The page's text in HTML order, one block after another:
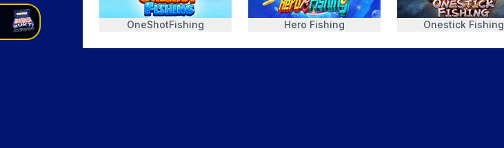
OneShotFishing Hero Fishing Onestick Fishing